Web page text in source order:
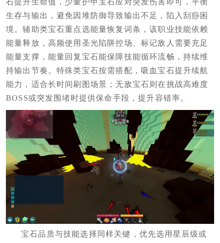
生存与输出，避免因堆防御导致输出不足，陷入刮痧困
境。辅助类宝石重点选能量恢复词条，该职业技能依赖
能量释放，高频使用圣光陷阱控场、标记敌人需要充足
能量支撑，能量回复宝石能保障技能循环流畅，持续维
持输出节奏。特殊类宝石按需搭配，吸血宝石提升续航
能力，适合长时间刷图场景；无敌宝石则在挑战高难度
BOSS或突发围堵时提供保命手段，提升容错率。
宝石品质与技能选择同样关键，优先选用星辰级或